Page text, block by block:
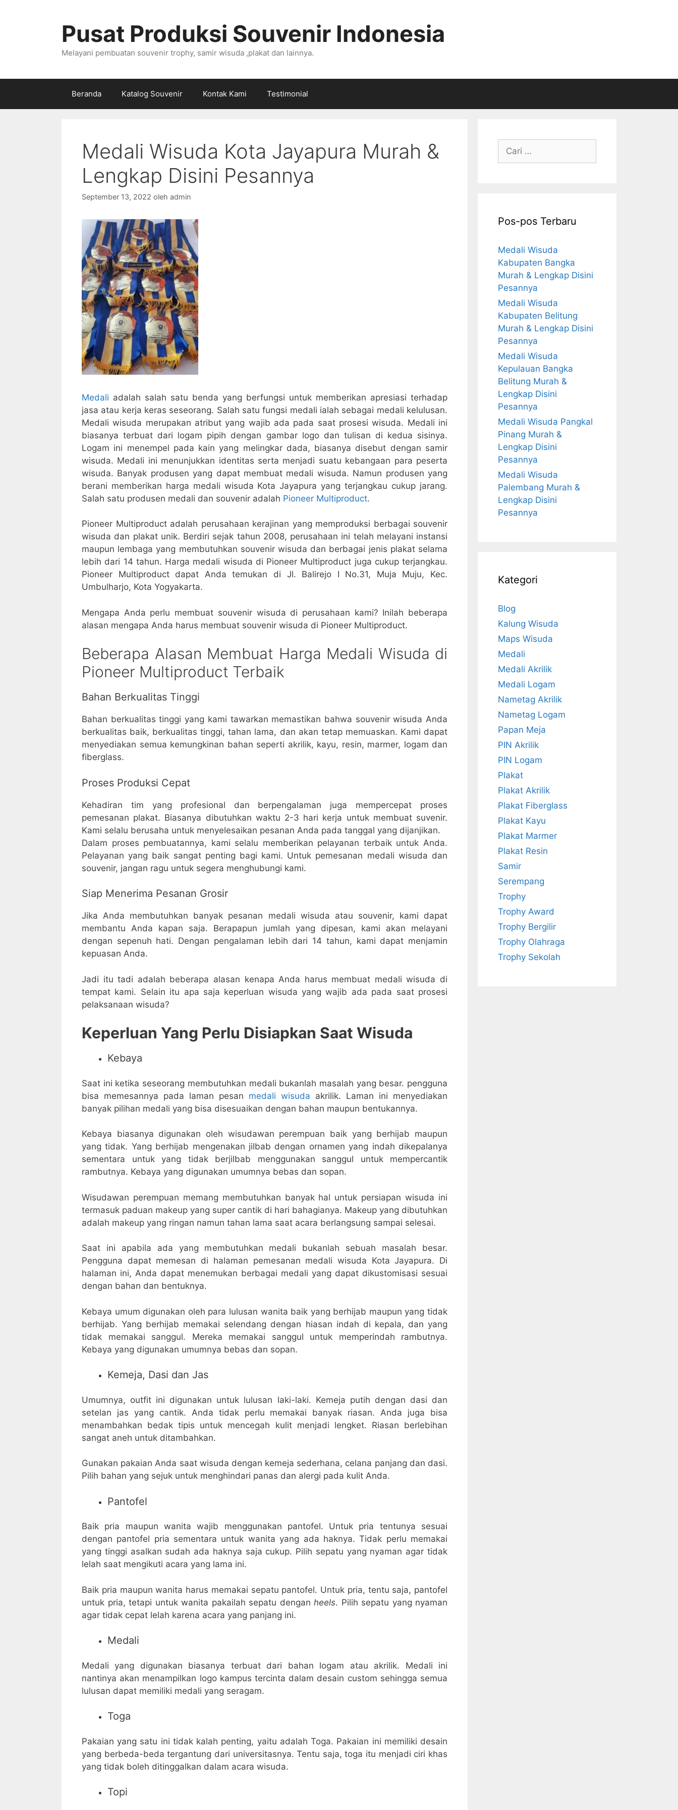
Pusat Produksi Souvenir Indonesia
Melayani pembuatan souvenir trophy, samir wisuda ,plakat dan lainnya.
Beranda Katalog Souvenir Kontak Kami Testimonial
Medali Wisuda Kota Jayapura Murah &
Lengkap Disini Pesannya
September 13, 2022 oleh admin
Medali adalah salah satu benda yang berfungsi untuk memberikan apresiasi terhadap
jasa atau kerja keras seseorang. Salah satu fungsi medali ialah sebagai medali kelulusan.
Medali wisuda merupakan atribut yang wajib ada pada saat prosesi wisuda. Medali ini
biasanya terbuat dari logam pipih dengan gambar logo dan tulisan di kedua sisinya.
Logam ini menempel pada kain yang melingkar dada, biasanya disebut dengan samir
wisuda. Medali ini menunjukkan identitas serta menjadi suatu kebangaan para peserta
wisuda. Banyak produsen yang dapat membuat medali wisuda. Namun produsen yang
berani memberikan harga medali wisuda Kota Jayapura yang terjangkau cukup jarang.
Salah satu produsen medali dan souvenir adalah Pioneer Multiproduct.
Pioneer Multiproduct adalah perusahaan kerajinan yang memproduksi berbagai souvenir
wisuda dan plakat unik. Berdiri sejak tahun 2008, perusahaan ini telah melayani instansi
maupun lembaga yang membutuhkan souvenir wisuda dan berbagai jenis plakat selama
lebih dari 14 tahun. Harga medali wisuda di Pioneer Multiproduct juga cukup terjangkau.
Pioneer Multiproduct dapat Anda temukan di Jl. Balirejo I No.31, Muja Muju, Kec.
Umbulharjo, Kota Yogyakarta.
Mengapa Anda perlu membuat souvenir wisuda di perusahaan kami? Inilah beberapa
alasan mengapa Anda harus membuat souvenir wisuda di Pioneer Multiproduct.
Beberapa Alasan Membuat Harga Medali Wisuda di
Pioneer Multiproduct Terbaik
Bahan Berkualitas Tinggi
Bahan berkualitas tinggi yang kami tawarkan memastikan bahwa souvenir wisuda Anda
berkualitas baik, berkualitas tinggi, tahan lama, dan akan tetap memuaskan. Kami dapat
menyediakan semua kemungkinan bahan seperti akrilik, kayu, resin, marmer, logam dan
fiberglass.
Proses Produksi Cepat
Kehadiran tim yang profesional dan berpengalaman juga mempercepat proses
pemesanan plakat. Biasanya dibutuhkan waktu 2-3 hari kerja untuk membuat suvenir.
Kami selalu berusaha untuk menyelesaikan pesanan Anda pada tanggal yang dijanjikan.
Dalam proses pembuatannya, kami selalu memberikan pelayanan terbaik untuk Anda.
Pelayanan yang baik sangat penting bagi kami. Untuk pemesanan medali wisuda dan
souvenir, jangan ragu untuk segera menghubungi kami.
Siap Menerima Pesanan Grosir
Jika Anda membutuhkan banyak pesanan medali wisuda atau souvenir, kami dapat
membantu Anda kapan saja. Berapapun jumlah yang dipesan, kami akan melayani
dengan sepenuh hati. Dengan pengalaman lebih dari 14 tahun, kami dapat menjamin
kepuasan Anda.
Jadi itu tadi adalah beberapa alasan kenapa Anda harus membuat medali wisuda di
tempat kami. Selain itu apa saja keperluan wisuda yang wajib ada pada saat prosesi
pelaksanaan wisuda?
Keperluan Yang Perlu Disiapkan Saat Wisuda
Kebaya
Saat ini ketika seseorang membutuhkan medali bukanlah masalah yang besar. pengguna
bisa memesannya pada laman pesan medali wisuda akrilik. Laman ini menyediakan
banyak pilihan medali yang bisa disesuaikan dengan bahan maupun bentukannya.
Kebaya biasanya digunakan oleh wisudawan perempuan baik yang berhijab maupun
yang tidak. Yang berhijab mengenakan jilbab dengan ornamen yang indah dikepalanya
sementara untuk yang tidak berjilbab menggunakan sanggul untuk mempercantik
rambutnya. Kebaya yang digunakan umumnya bebas dan sopan.
Wisudawan perempuan memang membutuhkan banyak hal untuk persiapan wisuda ini
termasuk paduan makeup yang super cantik di hari bahagianya. Makeup yang dibutuhkan
adalah makeup yang ringan namun tahan lama saat acara berlangsung sampai selesai.
Saat ini apabila ada yang membutuhkan medali bukanlah sebuah masalah besar.
Pengguna dapat memesan di halaman pemesanan medali wisuda Kota Jayapura. Di
halaman ini, Anda dapat menemukan berbagai medali yang dapat dikustomisasi sesuai
dengan bahan dan bentuknya.
Kebaya umum digunakan oleh para lulusan wanita baik yang berhijab maupun yang tidak
berhijab. Yang berhijab memakai selendang dengan hiasan indah di kepala, dan yang
tidak memakai sanggul. Mereka memakai sanggul untuk memperindah rambutnya.
Kebaya yang digunakan umumnya bebas dan sopan.
Kemeja, Dasi dan Jas
Umumnya, outfit ini digunakan untuk lulusan laki-laki. Kemeja putih dengan dasi dan
setelan jas yang cantik. Anda tidak perlu memakai banyak riasan. Anda juga bisa
menambahkan bedak tipis untuk mencegah kulit menjadi lengket. Riasan berlebihan
sangat aneh untuk ditambahkan.
Gunakan pakaian Anda saat wisuda dengan kemeja sederhana, celana panjang dan dasi.
Pilih bahan yang sejuk untuk menghindari panas dan alergi pada kulit Anda.
Pantofel
Baik pria maupun wanita wajib menggunakan pantofel. Untuk pria tentunya sesuai
dengan pantofel pria sementara untuk wanita yang ada haknya. Tidak perlu memakai
yang tinggi asalkan sudah ada haknya saja cukup. Pilih sepatu yang nyaman agar tidak
lelah saat mengikuti acara yang lama ini.
Baik pria maupun wanita harus memakai sepatu pantofel. Untuk pria, tentu saja, pantofel
untuk pria, tetapi untuk wanita pakailah sepatu dengan heels. Pilih sepatu yang nyaman
agar tidak cepat lelah karena acara yang panjang ini.
Medali
Medali yang digunakan biasanya terbuat dari bahan logam atau akrilik. Medali ini
nantinya akan menampilkan logo kampus tercinta dalam desain custom sehingga semua
lulusan dapat memiliki medali yang seragam.
Toga
Pakaian yang satu ini tidak kalah penting, yaitu adalah Toga. Pakaian ini memiliki desain
yang berbeda-beda tergantung dari universitasnya. Tentu saja, toga itu menjadi ciri khas
yang tidak boleh ditinggalkan dalam acara wisuda.
Topi
Cari
Pos-pos Terbaru
Medali Wisuda
Kabupaten Bangka
Murah & Lengkap Disini
Pesannya
Medali Wisuda
Kabupaten Belitung
Murah & Lengkap Disini
Pesannya
Medali Wisuda
Kepulauan Bangka
Belitung Murah &
Lengkap Disini
Pesannya
Medali Wisuda Pangkal
Pinang Murah &
Lengkap Disini
Pesannya
Medali Wisuda
Palembang Murah &
Lengkap Disini
Pesannya
Kategori
Blog
Kalung Wisuda
Maps Wisuda
Medali
Medali Akrilik
Medali Logam
Nametag Akrilik
Nametag Logam
Papan Meja
PIN Akrilik
PIN Logam
Plakat
Plakat Akrilik
Plakat Fiberglass
Plakat Kayu
Plakat Marmer
Plakat Resin
Samir
Serempang
Trophy
Trophy Award
Trophy Bergilir
Trophy Olahraga
Trophy Sekolah